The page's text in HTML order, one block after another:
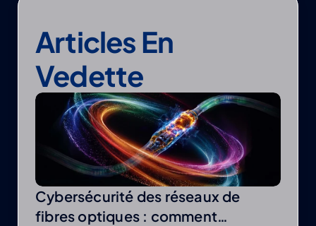
Articles En
Vedette
Cybersécurité des réseaux de
fibres optiques : comment